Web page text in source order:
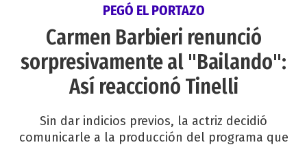
PEGÓ EL PORTAZO
Carmen Barbieri renunció
sorpresivamente al "Bailando":
Así reaccionó Tinelli
Sin dar indicios previos, la actriz decidió
comunicarle a la producción del programa que